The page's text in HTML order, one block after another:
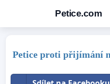
Petice.com
Petice proti přijímání